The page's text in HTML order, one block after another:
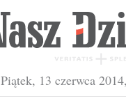
Piątek, 13 czerwca